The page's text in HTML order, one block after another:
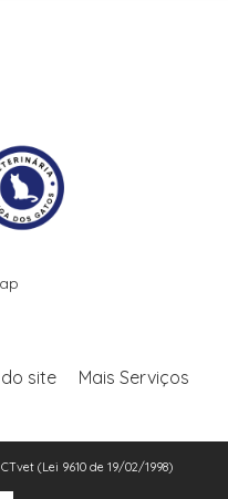
site Mais Serviços
(Lei 9610 de 19/02/1998)